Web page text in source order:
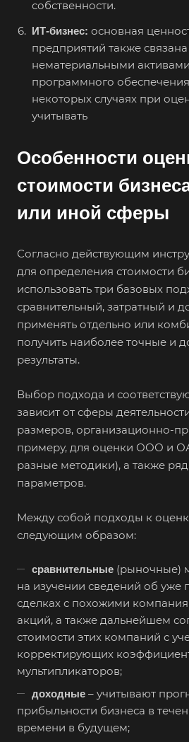
собственности.
ИТ-бизнес: основная
предприятий также связана
нематериальными
программного
некоторых случаях при
учитывать
Особенности
стоимости
или иной сферы
Согласно действующим
для определения стоимости
использовать три базовых
сравнительный, затратный и
применять отдельно или
получить наиболее точные и
результаты.
Выбор подхода и
зависит от сферы
размеров, организационно-
примеру, для оценки ООО и
разные методики), а также
параметров.
Между собой подходы к
следующим образом:
сравнительные (рыночные)
на изучении сведений об уже
сделках с похожими
акций, а также дальнейшем
стоимости этих компаний с
корректирующих
мультипликаторов;
доходные – учитывают
прибыльности бизнеса в
времени в будущем;
Белоярский
Бердск
Березники
Биробиджан
Бирюч
Благовещенск
Боготол
Большой Камень
Бор
Борисоглебск
Боровичи
Братск
Бронницы
Брянск
Бугульма
Буй
Бутурлиновка
Валдай
Валуйки
Великие Луки
Великий Новгород
Вельск
Верещагино